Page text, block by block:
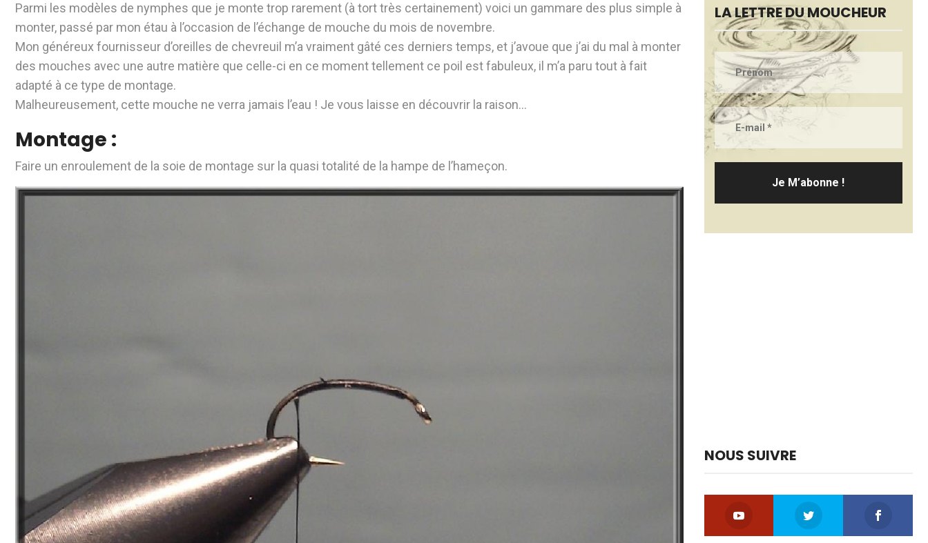
Parmi les modèles de nymphes que je monte trop rarement (à tort très certainement) voici un gammare des plus simple à
monter, passé par mon étau à l’occasion de l’échange de mouche du mois de novembre.
Mon généreux fournisseur d’oreilles de chevreuil m’a vraiment gâté ces derniers temps, et j’avoue que j’ai du mal à monter
des mouches avec une autre matière que celle-ci en ce moment tellement ce poil est fabuleux, il m’a paru tout à fait
adapté à ce type de montage.
Malheureusement, cette mouche ne verra jamais l’eau ! Je vous laisse en découvrir la raison…
Montage :
Faire un enroulement de la soie de montage sur la quasi totalité de la hampe de l’hameçon.
LA LETTRE DU MOUCHEUR
NOUS SUIVRE